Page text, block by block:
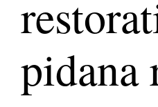
pidana